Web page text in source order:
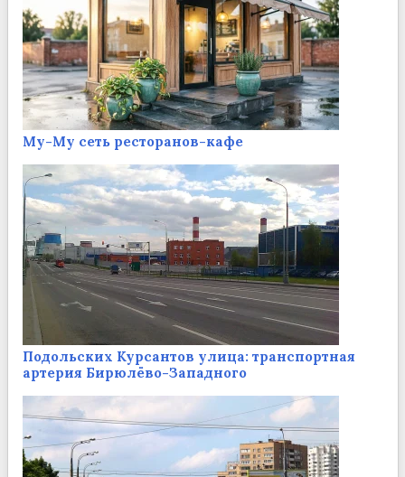
Му-Му сеть ресторанов-кафе
Подольских Курсантов улица: транспортная
артерия Бирюлёво-Западного